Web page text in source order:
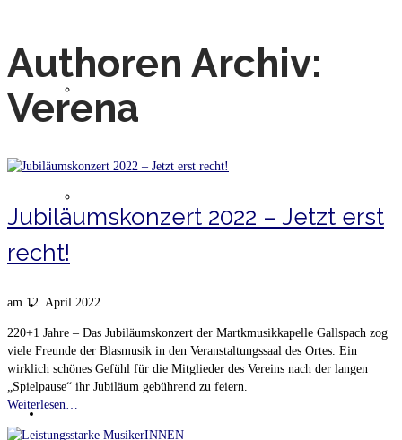
Jugend
Termine
Authoren Archiv:
Verena
Jubiläumskonzert 2022 – Jetzt erst
recht!
am 12. April 2022
220+1 Jahre – Das Jubiläumskonzert der Martkmusikkapelle Gallspach zog
viele Freunde der Blasmusik in den Veranstaltungssaal des Ortes. Ein
wirklich schönes Gefühl für die Mitglieder des Vereins nach der langen
„Spielpause“ ihr Jubiläum gebührend zu feiern.
Weiterlesen…